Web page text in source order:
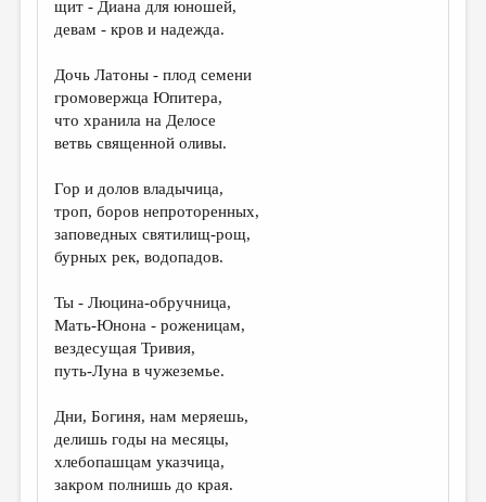
ОТДЕЛЫ И РУБРИКИ
ДАЙДЖЕСТ
ПРОИЗВЕДЕНИЯ
КОНКУРСЫ
ДЕТСКАЯ КОМНАТА
ОБЗОР ЛИТЕРАТУРЫ
СТРАНИЦЫ ПАМЯТИ
КОЛОНКА РЕДАКТОРА
РЕДКОЛЛЕГИЯ
щит - Диана для юношей,
девам - кров и надежда.
Дочь Латоны - плод семени
громовержца Юпитера,
что хранила на Делосе
ветвь священной оливы.
Гор и долов владычица,
троп, боров непроторенных,
заповедных святилищ-рощ,
бурных рек, водопадов.
Ты - Люцина-обручница,
Мать-Юнона - роженицам,
вездесущая Тривия,
путь-Луна в чужеземье.
Дни, Богиня, нам меряешь,
делишь годы на месяцы,
хлебопашцам указчица,
закром полнишь до края.